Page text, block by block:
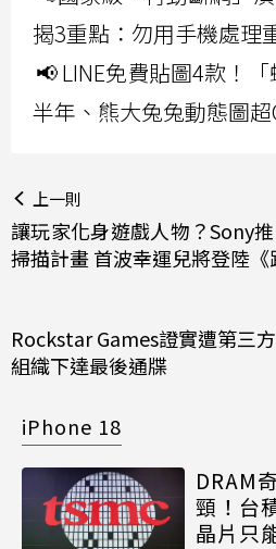
揭3重點：勿用手機處理
📢 LINE免費貼圖4款！
半年、熊大兔兔動態圖超
上一則
讓玩家化身遊戲人物？Sony
掃描計畫 首波幸運兒將登陸《
Rockstar Games證實遭第三
組織下達最後通牒
iPhone 18
DRAM
頸！台
晶片只